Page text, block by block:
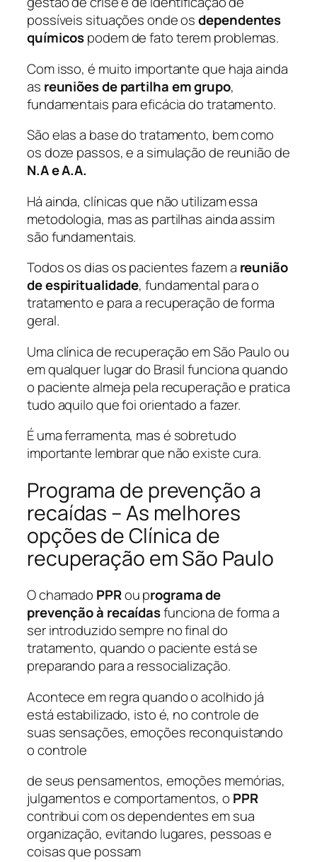
possíveis situações onde osdependentes
químicospodem de fato terem problemas.
Com isso, é muito importante que haja ainda
as reuniões de partilha em grupo,
fundamentais para eficácia do tratamento.
São elas a base do tratamento, bem como
os doze passos, e a simulação de reunião de
N.A e A.A.
Há ainda, clínicas que não utilizam essa
metodologia, mas as partilhas ainda assim
são fundamentais.
Todos os dias os pacientes fazem a reunião
de espiritualidade, fundamental para o
tratamento e para a recuperação de forma
geral.
Uma clínica de recuperação em São Paulo ou
em qualquer lugar do Brasil funciona quando
o paciente almeja pela recuperação e pratica
tudo aquilo que foi orientado a fazer.
É uma ferramenta, mas é sobretudo
importante lembrar que não existe cura.
Programa de prevenção a
recaídas – As melhores
opções de Clínica de
recuperação em São Paulo
O chamado PPRou programa de
prevenção à recaídasfunciona de forma a
ser introduzido sempre no final do
tratamento, quando o paciente está se
preparando para a ressocialização.
Acontece em regra quando o acolhido já
está estabilizado, isto é, no controle de
suas sensações, emoções reconquistando
o controle
de seus pensamentos, emoções memórias,
julgamentos e comportamentos, o PPR
contribui com os dependentes em sua
organização, evitando lugares, pessoas e
coisas que possam